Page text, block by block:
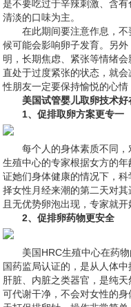
是不要吃过于辛辣刺激、含
清淡的口味为主。
在此期间要注意作息，
候可能会影响卵子发育。另
明，长期焦虑、紧张等情绪
直处于过度紧张的状态，就
性朋友一定要保持愉悦的心情
美国试管婴儿取卵技术好
1、促排取卵方案更专一
每个人的身体素质不同
生殖中心的专家根据女方的
证她们身体健康的情况下，
择女性月经来潮的第二天对
且无优势卵泡出现，专家就
2、促排卵药物更安全
美国HRC生殖中心在药
国药监局认证的，是从人体
肝脏、内脏之类器官，是纯
可代谢干净，不会对女性的